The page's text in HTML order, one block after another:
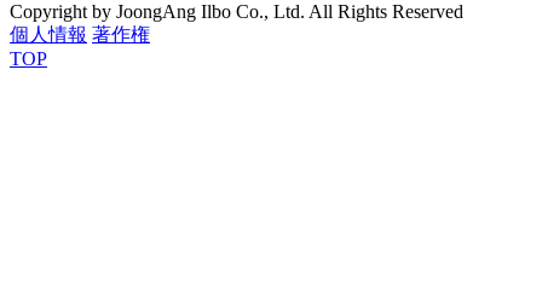
Copyright by JoongAng Ilbo Co., Ltd. All Rights Reserved
個人情報 著作権
TOP